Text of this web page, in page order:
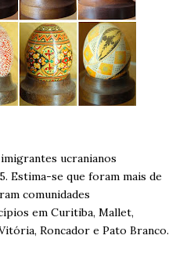
ucranianos
Estima-se que foram mais de
comunidades
em Curitiba, Mallet,
Roncador e Pato Branco.